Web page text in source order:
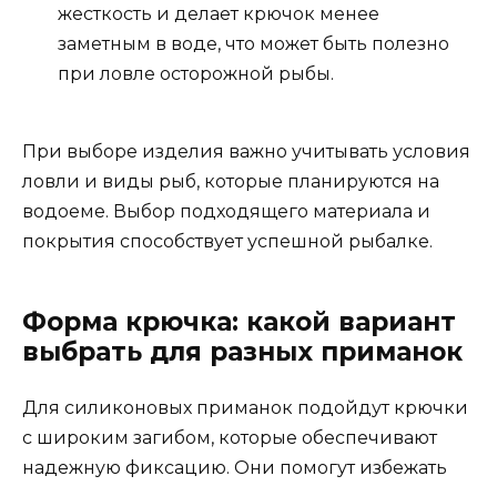
жесткость и делает крючок менее
заметным в воде, что может быть полезно
при ловле осторожной рыбы.
При выборе изделия важно учитывать условия
ловли и виды рыб, которые планируются на
водоеме. Выбор подходящего материала и
покрытия способствует успешной рыбалке.
Форма крючка: какой вариант
выбрать для разных приманок
Для силиконовых приманок подойдут крючки
с широким загибом, которые обеспечивают
надежную фиксацию. Они помогут избежать